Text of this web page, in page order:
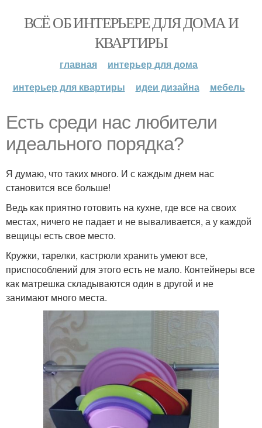
ВСЁ ОБ ИНТЕРЬЕРЕ ДЛЯ ДОМА И
КВАРТИРЫ
главная
интерьер для дома
интерьер для квартиры
идеи дизайна мебель
Есть среди нас любители
идеального порядка?
Я думаю, что таких много. И с каждым днем нас
становится все больше!
Ведь как приятно готовить на кухне, где все на своих
местах, ничего не падает и не вываливается, а у каждой
вещицы есть свое место.
Кружки, тарелки, кастрюли хранить умеют все,
приспособлений для этого есть не мало. Контейнеры все
как матрешка складываются один в другой и не
занимают много места.